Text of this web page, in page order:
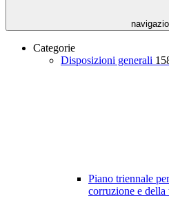
Categorie
Disposizioni generali
Piano triennale
corruzione e della